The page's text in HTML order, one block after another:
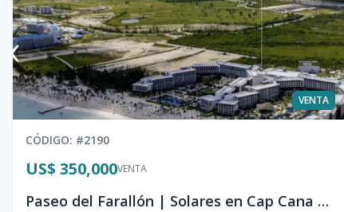
VENTA
CÓDIGO: #2190
VENTA
US$ 350,000
Paseo del Farallón | Solares en Cap Cana con acceso a playa, Punta Cana - RD